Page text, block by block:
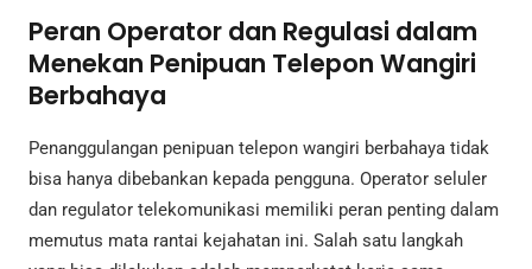
Peran Operator dan Regulasi dalam
Menekan Penipuan Telepon Wangiri
Berbahaya
Penanggulangan penipuan telepon wangiri berbahaya tidak
bisa hanya dibebankan kepada pengguna. Operator seluler
dan regulator telekomunikasi memiliki peran penting dalam
memutus mata rantai kejahatan ini. Salah satu langkah